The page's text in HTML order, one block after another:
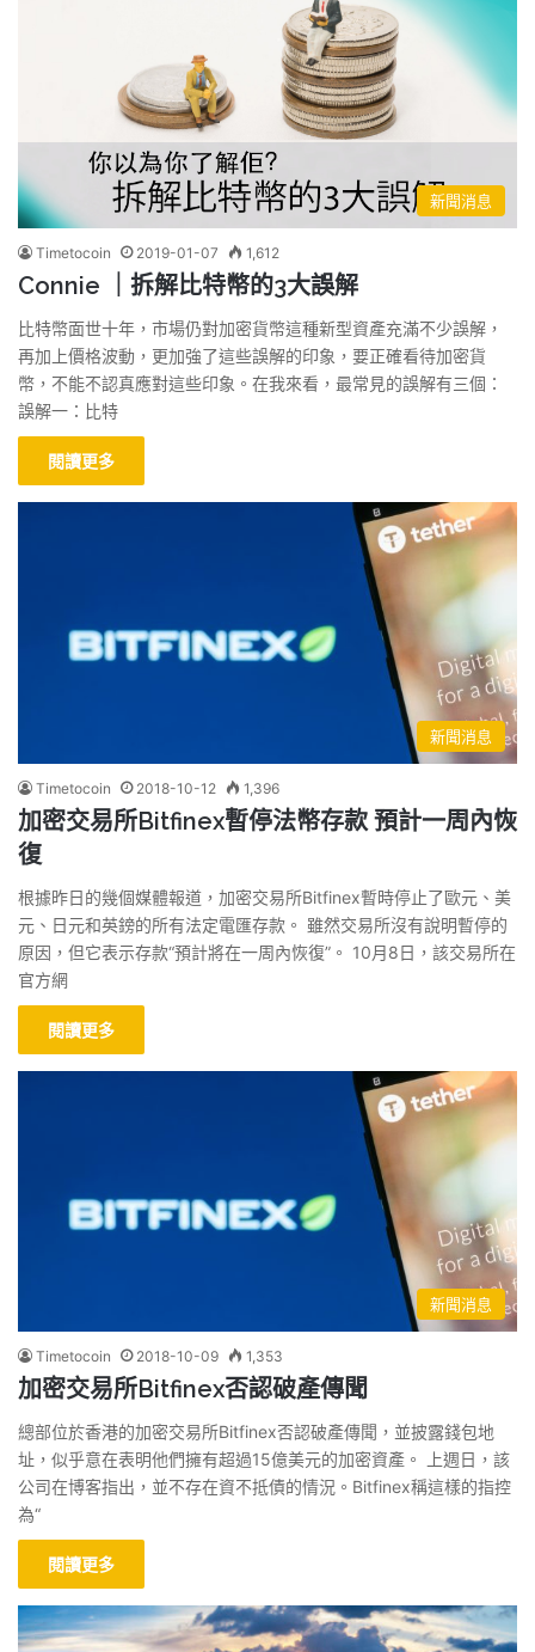
新聞消息
Timetocoin 2019-01-07 1,612
Connie ｜拆解比特幣的3大誤解
比特幣面世十年，市場仍對加密貨幣這種新型資產充滿不少誤解，
再加上價格波動，更加強了這些誤解的印象，要正確看待加密貨
幣，不能不認真應對這些印象。在我來看，最常見的誤解有三個：
誤解一：比特
閱讀更多
新聞消息
Timetocoin 2018-10-12 1,396
加密交易所Bitfinex暫停法幣存款 預計一周內恢
復
根據昨日的幾個媒體報道，加密交易所Bitfinex暫時停止了歐元、美
元、日元和英鎊的所有法定電匯存款。 雖然交易所沒有說明暫停的
原因，但它表示存款“預計將在一周內恢復”。 10月8日，該交易所在
官方網
閱讀更多
新聞消息
Timetocoin 2018-10-09 1,353
加密交易所Bitfinex否認破產傳聞
總部位於香港的加密交易所Bitfinex否認破產傳聞，並披露錢包地
址，似乎意在表明他們擁有超過15億美元的加密資產。 上週日，該
公司在博客指出，並不存在資不抵債的情況。Bitfinex稱這樣的指控
為“
閱讀更多